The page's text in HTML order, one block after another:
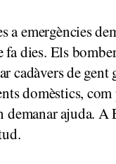
a emergències
dies. Els
cadàvers de
domèstics, com
ajuda. A